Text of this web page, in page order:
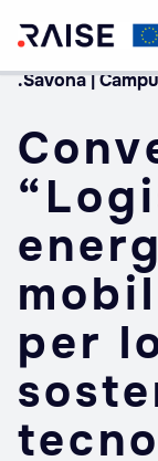
Skip
content
Ecosistema
RAISE
Robotics and
Empowerment
.Savona |
per